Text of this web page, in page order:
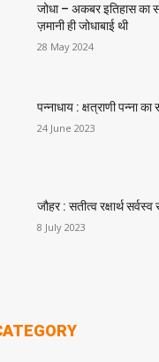
जोधा – अकबर इतिहास का
ज़मानी ही जोधाबाई थी
28 May 2024
पन्नाधाय : क्षत्राणी पन्ना का
24 June 2023
जौहर : सतीत्व रक्षार्थ सर्वस्व
8 July 2023